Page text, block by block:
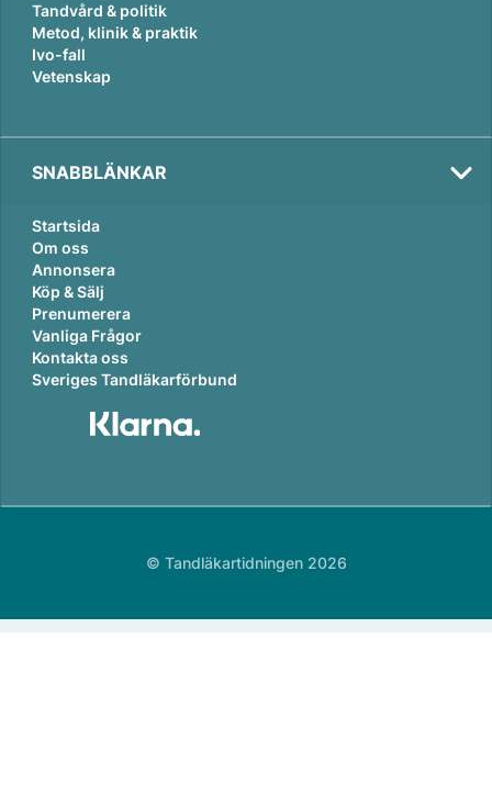
Tandvård & politik
Metod, klinik & praktik
Ivo-fall
Vetenskap
SNABBLÄNKAR
Startsida
Om oss
Annonsera
Köp & Sälj
Prenumerera
Vanliga Frågor
Kontakta oss
Sveriges Tandläkarförbund
© Tandläkartidningen 2026